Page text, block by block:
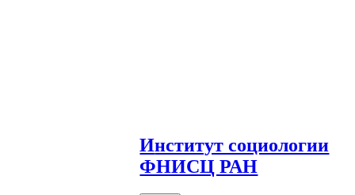
Институт социологии
ФНИСЦ РАН